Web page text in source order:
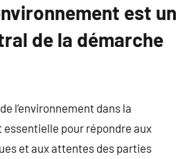
est un
de la démarche
l’environnement dans la
essentielle pour répondre aux
et aux attentes des parties